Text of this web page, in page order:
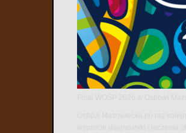
Ostrów Mazowiecka po raz
wsparcie diagnostyki i leczenia